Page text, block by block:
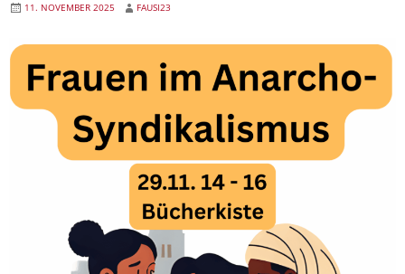
11. NOVEMBER 2025 FAUSI23